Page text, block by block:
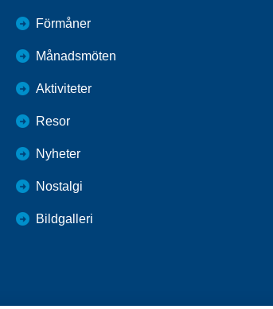
Förmåner
Månadsmöten
Aktiviteter
Resor
Nyheter
Nostalgi
Bildgalleri